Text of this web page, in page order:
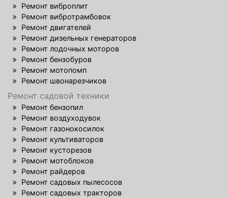
Ремонт виброплит
Ремонт вибротрамбовок
Ремонт двигателей
Ремонт дизельных генераторов
Ремонт лодочных моторов
Ремонт бензобуров
Ремонт мотопомп
Ремонт швонарезчиков
Ремонт садовой техники
Ремонт бензопил
Ремонт воздуходувок
Ремонт газонокосилок
Ремонт культиваторов
Ремонт кусторезов
Ремонт мотоблоков
Ремонт райдеров
Ремонт садовых пылесосов
Ремонт садовых тракторов